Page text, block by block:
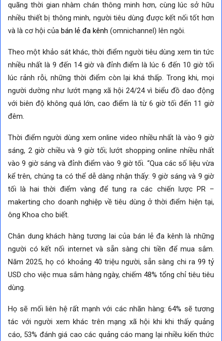
quãng thời gian nhàm chán thông minh hơn, cùng lúc sở hữu
nhiều thiết bị thông minh, người tiêu dùng được kết nối tốt hơn
và là cơ hội của bán lẻ đa kênh (omnichannel) lên ngôi.
Theo một khảo sát khác, thời điểm người tiêu dùng xem tin tức
nhiều nhất là 9 đến 14 giờ và đỉnh điểm là lúc 6 đến 10 giờ tối
lúc rảnh rỗi, những thời điểm còn lại khá thấp. Trong khi, mọi
người dường như lướt mạng xã hội 24/24 vì biểu đồ dao động
với biên độ không quá lớn, cao điểm là từ 6 giờ tối đến 11 giờ
đêm.
Thời điểm người dùng xem online video nhiều nhất là vào 9 giờ
sáng, 2 giờ chiều và 9 giờ tối; lướt shopping online nhiều nhất
vào 9 giờ sáng và đỉnh điểm vào 9 giờ tối. “Qua các số liệu vừa
kể trên, chúng ta có thể dễ dàng nhận thấy: 9 giờ sáng và 9 giờ
tối là hai thời điểm vàng để tung ra các chiến lược PR –
makerting cho doanh nghiệp về tiêu dùng ở thời điểm hiện tại,
ông Khoa cho biết.
Chân dung khách hàng tương lai của bán lẻ đa kênh là những
người có kết nối internet và sẵn sàng chi tiền để mua sắm.
Năm 2025, họ có khoảng 40 triệu người, sẵn sàng chi ra 99 tỷ
USD cho việc mua sắm hàng ngày, chiếm 48% tổng chỉ tiêu tiêu
dùng.
Họ sẽ mối liên hệ rất mạnh với các nhãn hàng: 64% sẽ tương
tác với người xem khác trên mạng xã hội khi khi thấy quảng
cáo, 53% đánh giá cao các quảng cáo mang lại nhiều kiến thức